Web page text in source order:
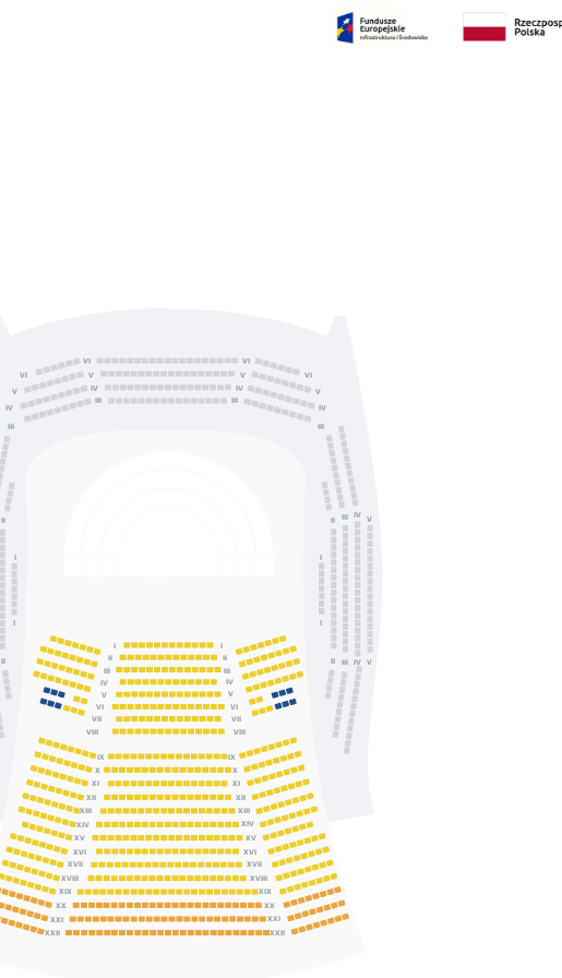
I I
II II
III III
IV IV
V V
VI VI
VII VII
VIII VIII
IX IX
X
X
XI
XI
XII
XII
XIII
XIII
XIV
XIV
XV
XV
XVI
XVI
XVII
XVII
XVIII
XVIII
XIX
XIX
XX
XX
XXI
XXI
XXII XXII
I
I I
I
II
II
II
II III
III
III
III
III III
IV
IV
IV
IV
IV IV
V
V
V V
V
V
VI
VI
VI
VI